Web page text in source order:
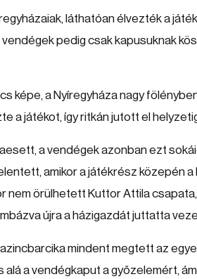
láthatóan élvezték a
pedig csak kapusuknak
képe, a Nyíregyháza nagy
a játékot, így ritkán jutott el
a vendégek azonban ezt
amikor a játékrész közepén a
nem örülhetett Kuttor Attila
újra a házigazdát juttatta
mindent megtett az
alá a vendégkaput a győzelemért,